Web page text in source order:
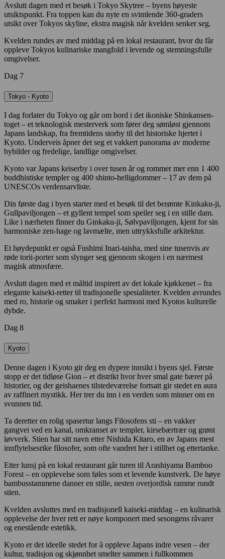
Avslutt dagen med et besøk i Tokyo Skytree – byens høyeste
utsiktspunkt. Fra toppen kan du nyte en svimlende 360-graders
utsikt over Tokyos skyline, ekstra magisk når kvelden senker seg.
Kvelden rundes av med middag på en lokal restaurant, hvor du får
oppleve Tokyos kulinariske mangfold i levende og stemningsfulle
omgivelser.
Dag 7
Tokyo - Kyoto
I dag forlater du Tokyo og går om bord i det ikoniske Shinkansen-
toget – et teknologisk mesterverk som fører deg sømløst gjennom
Japans landskap, fra fremtidens storby til det historiske hjertet i
Kyoto. Underveis åpner det seg et vakkert panorama av moderne
bybilder og fredelige, landlige omgivelser.
Kyoto var Japans keiserby i over tusen år og rommer mer enn 1 400
buddhistiske templer og 400 shinto-helligdommer – 17 av dem på
UNESCOs verdensarvliste.
Din første dag i byen starter med et besøk til det berømte Kinkaku-ji,
Gullpaviljongen – et gyllent tempel som speiler seg i en stille dam.
Like i nærheten finner du Ginkaku-ji, Sølvpaviljongen, kjent for sin
harmoniske zen-hage og lavmælte, men uttrykksfulle arkitektur.
Et høydepunkt er også Fushimi Inari-taisha, med sine tusenvis av
røde torii-porter som slynger seg gjennom skogen i en nærmest
magisk atmosfære.
Avslutt dagen med et måltid inspirert av det lokale kjøkkenet – fra
elegante kaiseki-retter til tradisjonelle spesialiteter. Kvelden avrundes
med ro, historie og smaker i perfekt harmoni med Kyotos kulturelle
dybde.
Dag 8
Kyoto
Denne dagen i Kyoto gir deg en dypere innsikt i byens sjel. Første
stopp er det tidløse Gion – et distrikt hvor hver smal gate bærer på
historier, og der geishaenes tilstedeværelse fortsatt gir stedet en aura
av raffinert mystikk. Her trer du inn i en verden som minner om en
svunnen tid.
Ta deretter en rolig spasertur langs Filosofens sti – en vakker
gangvei ved en kanal, omkranset av templer, kirsebærtrær og grønt
løvverk. Stien har sitt navn etter Nishida Kitaro, en av Japans mest
innflytelsesrike filosofer, som ofte vandret her i stillhet og ettertanke.
Etter lunsj på en lokal restaurant går turen til Arashiyama Bamboo
Forest – en opplevelse som føles som et levende kunstverk. De høye
bambusstammene danner en stille, nesten overjordisk ramme rundt
stien.
Kvelden avsluttes med en tradisjonell kaiseki-middag – en kulinarisk
opplevelse der hver rett er nøye komponert med sesongens råvarer
og enestående estetikk.
Kyoto er det ideelle stedet for å oppleve Japans indre vesen – der
kultur, tradisjon og skjønnhet smelter sammen i fullkommen